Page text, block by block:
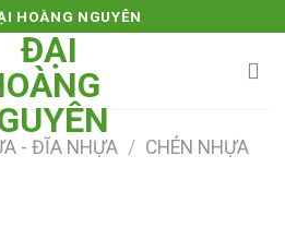
HOÀNG NGUYÊN
- ĐĨA NHỰA / CHÉN NHỰA